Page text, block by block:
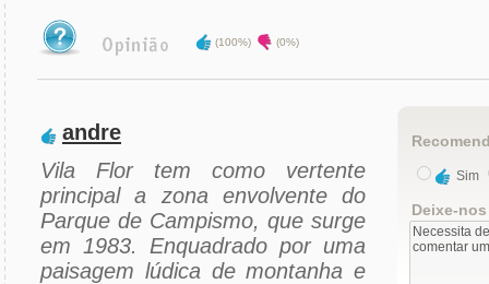
(100%) (0%)
andre
Vila Flor tem como vertente
principal a zona envolvente do
Parque de Campismo, que surge
em 1983. Enquadrado por uma
paisagem lúdica de montanha e
Sim
Deixe-